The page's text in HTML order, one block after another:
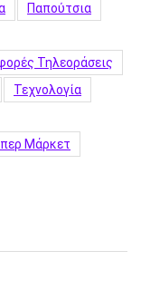
Παπούτσια
Τηλεοράσεις
Τεχνολογία
Μάρκετ